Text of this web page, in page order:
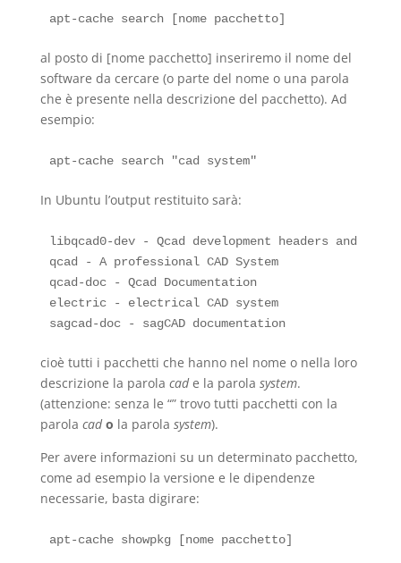
al posto di [nome pacchetto] inseriremo il nome del
software da cercare (o parte del nome o una parola
che è presente nella descrizione del pacchetto). Ad
esempio:
In Ubuntu l’output restituito sarà:
libqcad0-dev - Qcad development headers and
qcad - A professional CAD System
qcad-doc - Qcad Documentation
electric - electrical CAD system
sagcad-doc - sagCAD documentation
cioè tutti i pacchetti che hanno nel nome o nella loro
descrizione la parola cade la parola system.
(attenzione: senza le “” trovo tutti pacchetti con la
parola cad o la parola system).
Per avere informazioni su un determinato pacchetto,
come ad esempio la versione e le dipendenze
necessarie, basta digirare: